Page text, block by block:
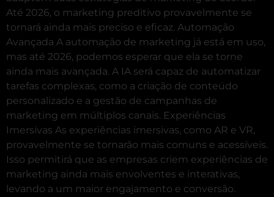
Até 2026, o marketing preditivo provavelmente se
tornará ainda mais preciso e eficaz. Automação
Avançada A automação de marketing já está em uso,
mas até 2026, podemos esperar que ela se torne
ainda mais avançada. A IA será capaz de automatizar
tarefas complexas, como a criação de conteúdo
personalizado e a gestão de campanhas de
marketing em múltiplos canais. Experiências
Imersivas As experiências imersivas, como AR e VR,
provavelmente se tornarão mais comuns e acessíveis.
Isso permitirá que as empresas criem experiências de
marketing ainda mais envolventes e interativas,
levando a um maior engajamento e conversão.